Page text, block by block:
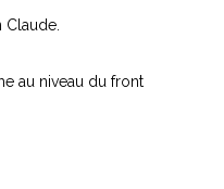
Claude.
au niveau du front